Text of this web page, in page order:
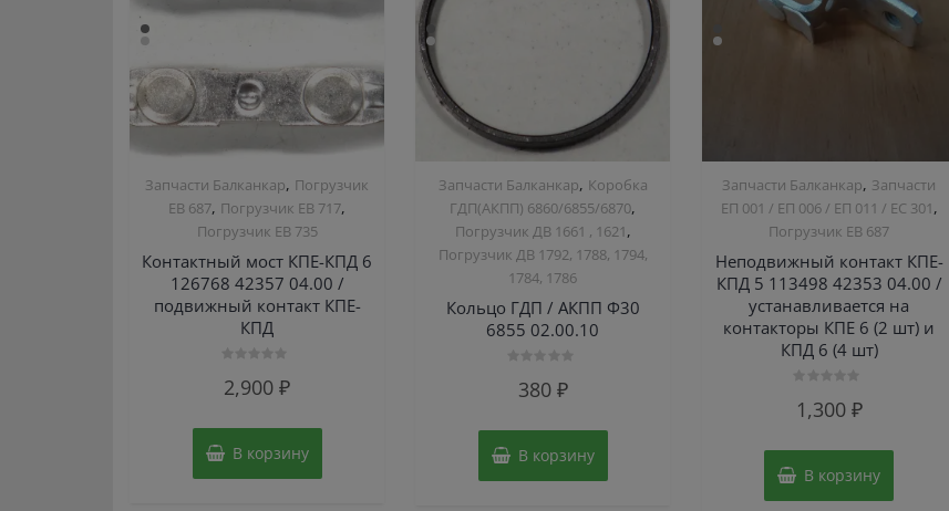
Запчасти Балканкар, Погрузчик
ЕВ 687, Погрузчик ЕВ 717,
Погрузчик ЕВ 735
Контактный мост КПЕ-КПД 6
126768 42357 04.00 /
подвижный контакт КПЕ-
КПД
02,900 ₽
В корзину
Запчасти Балканкар, Коробка
ГДП(АКПП) 6860/6855/6870,
Погрузчик ДВ 1661 , 1621,
Погрузчик ДВ 1792, 1788, 1794,
1784, 1786
Кольцо ГДП / АКПП Ф30
6855 02.00.10
380 ₽
В корзину
Запчасти Балканкар, Запчасти
ЕП 001 / ЕП 006 / ЕП 011 / ЕС 301,
Погрузчик ЕВ 687
Неподвижный контакт КПЕ-
КПД 5 113498 42353 04.00 /
устанавливается на
контакторы КПЕ 6 (2 шт) и
КПД 6 (4 шт)
01,300 ₽
В корзину